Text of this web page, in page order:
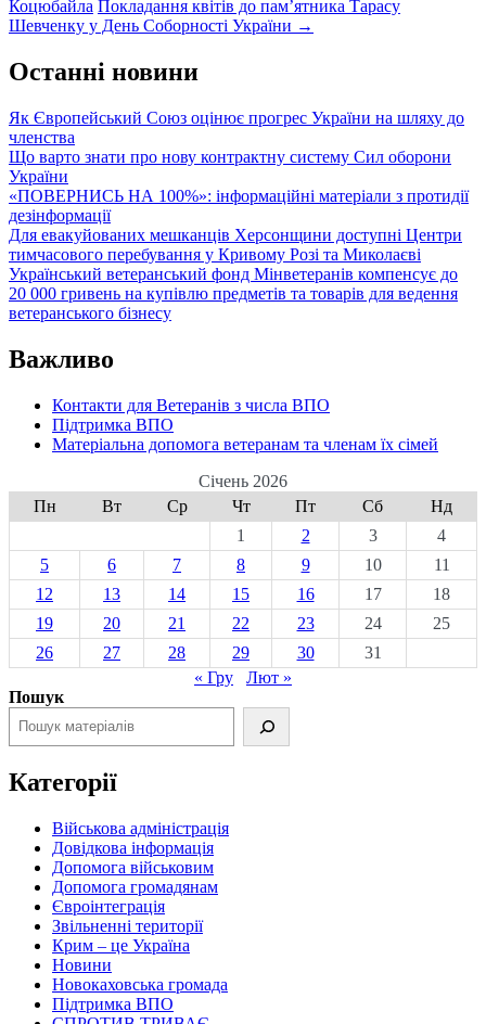
navigation
Коцюбайла Покладання квітів до пам’ятника Тарасу
Шевченку у День Соборності України →
Останні новини
Як Європейський Союз оцінює прогрес України на шляху до
членства
Що варто знати про нову контрактну систему Сил оборони
України
«ПОВЕРНИСЬ НА 100%»: інформаційні матеріали з протидії
дезінформації
Для евакуйованих мешканців Херсонщини доступні Центри
тимчасового перебування у Кривому Розі та Миколаєві
Український ветеранський фонд Мінветеранів компенсує до
20 000 гривень на купівлю предметів та товарів для ведення
ветеранського бізнесу
Важливо
Контакти для Ветеранів з числа ВПО
Підтримка ВПО
Матеріальна допомога ветеранам та членам їх сімей
Січень 2026
Пн
Вт Ср Чт Пт Сб
Нд
1
2 3
4
5
6 7 8 9 10
11
12
13 14 15 16 17
18
19
20 21 22 23 24
25
26
27 28 29 30
31
« Гру
Лют »
Пошук
Категорії
Військова адміністрація
Довідкова інформація
Допомога військовим
Допомога громадянам
Євроінтеграція
Звільненні території
Крим – це Україна
Новини
Новокаховська громада
Підтримка ВПО